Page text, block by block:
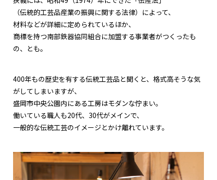
（伝統的工芸品産業の振興に関する法律）によって、
材料などが詳細に定められているほか、
商標を持つ南部鉄器協同組合に加盟する事業者がつくったも
の、とも。
400年もの歴史を有する伝統工芸品と聞くと、格式高そうな気
がしてしまいますが、
盛岡市中央公園内にある工房はモダンな佇まい。
働いている職人も20代、30代がメインで、
一般的な伝統工芸のイメージとかけ離れています。